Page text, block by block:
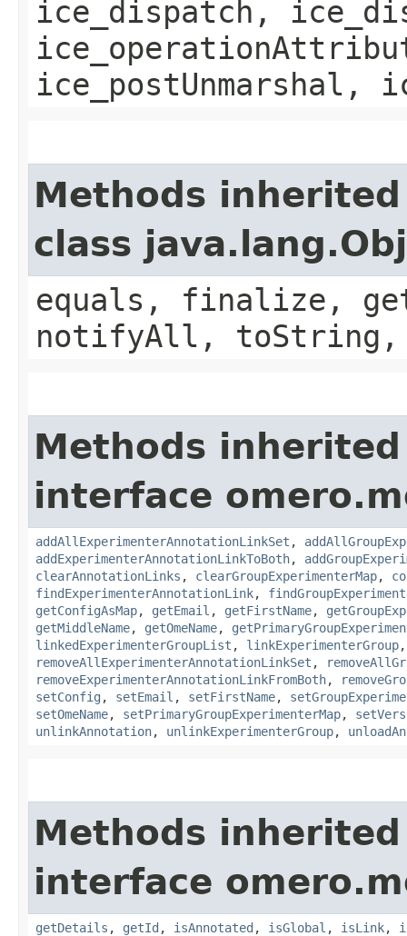
ice_dispatch,
ice_postUnmarshal,
Methods
class
equals, finalize,
notifyAll,
Methods
interface
addAllExperimenterAnnotationLinkSet ,
addExperimenterAnnotationLinkToBoth,
clearAnnotationLinks , clearGroupExperimenterMap,
findExperimenterAnnotationLink,
getConfigAsMap, getEmail , getFirstName,
getMiddleName, getOmeName,
linkedExperimenterGroupList , linkExperimenterGroup
removeAllExperimenterAnnotationLinkSet ,
removeExperimenterAnnotationLinkFromBoth,
setConfig , setEmail , setFirstName,
setOmeName, setPrimaryGroupExperimenterMap,
unlinkAnnotation, unlinkExperimenterGroup,
Methods
interface
getDetails , getId , isAnnotated , isGlobal , isLink,